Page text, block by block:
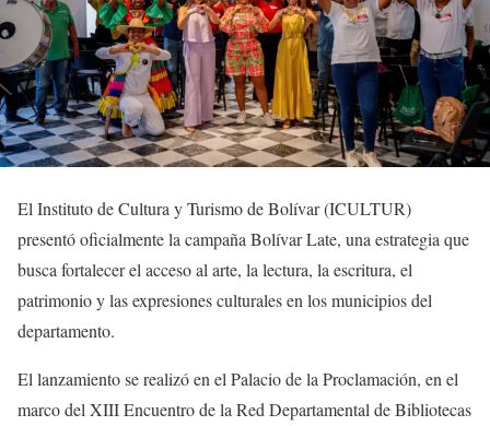
El Instituto de Cultura y Turismo de Bolívar (ICULTUR)
presentó oficialmente la campaña Bolívar Late, una estrategia que
busca fortalecer el acceso al arte, la lectura, la escritura, el
patrimonio y las expresiones culturales en los municipios del
departamento.
El lanzamiento se realizó en el Palacio de la Proclamación, en el
marco del XIII Encuentro de la Red Departamental de Bibliotecas